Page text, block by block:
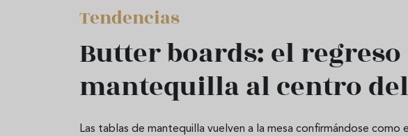
Tendencias
Butter boards: el regreso
mantequilla al centro
Las tablas de mantequilla vuelven a la mesa confirmándose